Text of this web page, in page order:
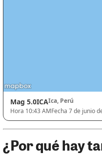
Mag 5.0ICAIca, Perú
Hora 10:43 AMFecha 7 de junio
¿Por qué hay